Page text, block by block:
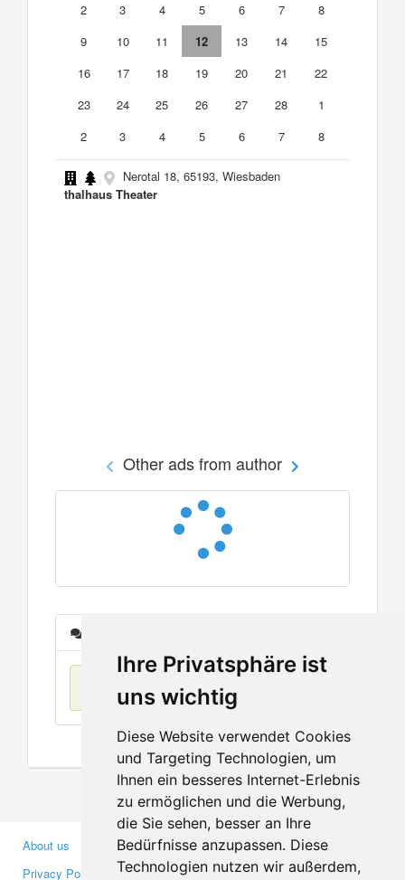
Ihre Privatsphäre ist
uns wichtig
Diese Website verwendet Cookies
und Targeting Technologien, um
Ihnen ein besseres Internet-Erlebnis
zu ermöglichen und die Werbung,
die Sie sehen, besser an Ihre
Bedürfnisse anzupassen. Diese
Technologien nutzen wir außerdem,
2
3 4 5 6 7
8
9
10 11 12 13 14
15
16
17 18 19 20 21
22
23
24 25 26 27 28
1
2
3 4 5 6 7 8
Nerotal 18, 65193, Wiesbaden
thalhaus Theater
Other ads from author
No items found
About us
Privacy Policy
Business Partners
Investors